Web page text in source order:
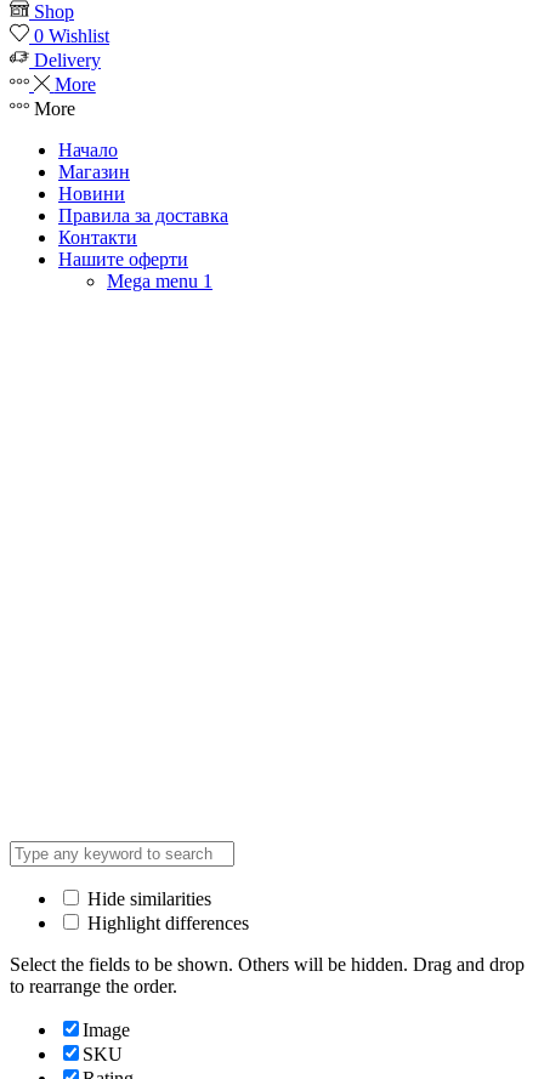
Shop
0 Wishlist
Delivery
More
More
Начало
Магазин
Новини
Правила за доставка
Контакти
Нашите оферти
Mega menu 1
Hide similarities
Highlight differences
Select the fields to be shown. Others will be hidden. Drag and drop
to rearrange the order.
Image
SKU